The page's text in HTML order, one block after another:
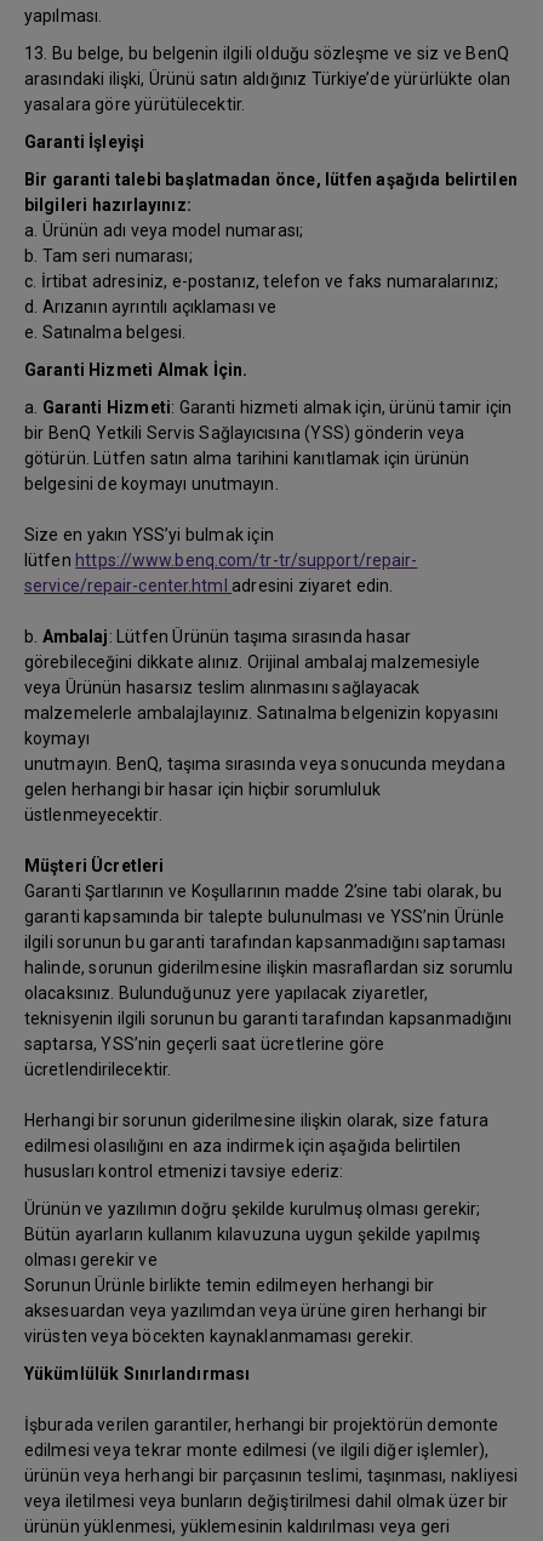
yapılması.
13. Bu belge, bu belgenin ilgili olduğu sözleşme ve siz ve BenQ
arasındaki ilişki, Ürünü satın aldığınız Türkiye’de yürürlükte olan
yasalara göre yürütülecektir.
Garanti İşleyişi
Bir garanti talebi başlatmadan önce, lütfen aşağıda belirtilen
bilgileri hazırlayınız:
a. Ürünün adı veya model numarası;
b. Tam seri numarası;
c. İrtibat adresiniz, e-postanız, telefon ve faks numaralarınız;
d. Arızanın ayrıntılı açıklaması ve
e. Satınalma belgesi.
Garanti Hizmeti Almak İçin.
a. Garanti Hizmeti: Garanti hizmeti almak için, ürünü tamir için
bir BenQ Yetkili Servis Sağlayıcısına (YSS) gönderin veya
götürün. Lütfen satın alma tarihini kanıtlamak için ürünün
belgesini de koymayı unutmayın.
Size en yakın YSS’yi bulmak için
lütfen https://www.benq.com/tr-tr/support/repair-
service/repair-center.html adresini ziyaret edin.
b. Ambalaj: Lütfen Ürünün taşıma sırasında hasar
görebileceğini dikkate alınız. Orijinal ambalaj malzemesiyle
veya Ürünün hasarsız teslim alınmasını sağlayacak
malzemelerle ambalajlayınız. Satınalma belgenizin kopyasını
koymayı
unutmayın. BenQ, taşıma sırasında veya sonucunda meydana
gelen herhangi bir hasar için hiçbir sorumluluk
üstlenmeyecektir.
Müşteri Ücretleri
Garanti Şartlarının ve Koşullarının madde 2’sine tabi olarak, bu
garanti kapsamında bir talepte bulunulması ve YSS’nin Ürünle
ilgili sorunun bu garanti tarafından kapsanmadığını saptaması
halinde, sorunun giderilmesine ilişkin masraflardan siz sorumlu
olacaksınız. Bulunduğunuz yere yapılacak ziyaretler,
teknisyenin ilgili sorunun bu garanti tarafından kapsanmadığını
saptarsa, YSS’nin geçerli saat ücretlerine göre
ücretlendirilecektir.
Herhangi bir sorunun giderilmesine ilişkin olarak, size fatura
edilmesi olasılığını en aza indirmek için aşağıda belirtilen
hususları kontrol etmenizi tavsiye ederiz:
Ürünün ve yazılımın doğru şekilde kurulmuş olması gerekir;
Bütün ayarların kullanım kılavuzuna uygun şekilde yapılmış
olması gerekir ve
Sorunun Ürünle birlikte temin edilmeyen herhangi bir
aksesuardan veya yazılımdan veya ürüne giren herhangi bir
virüsten veya böcekten kaynaklanmaması gerekir.
Yükümlülük Sınırlandırması
İşburada verilen garantiler, herhangi bir projektörün demonte
edilmesi veya tekrar monte edilmesi (ve ilgili diğer işlemler),
ürünün veya herhangi bir parçasının teslimi, taşınması, nakliyesi
veya iletilmesi veya bunların değiştirilmesi dahil olmak üzer bir
ürünün yüklenmesi, yüklemesinin kaldırılması veya geri